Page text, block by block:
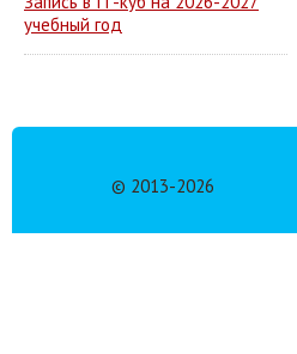
учебный год
© 2013-2026